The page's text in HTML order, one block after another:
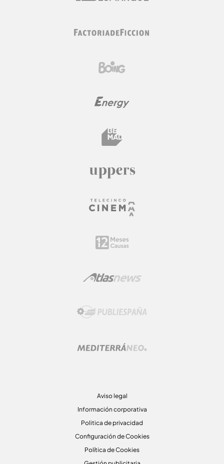
Aviso legal
Información corporativa
Politica de privacidad
Configuración de Cookies
Política de Cookies